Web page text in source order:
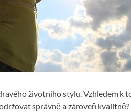
životního stylu. Vzhledem k
správně a zároveň